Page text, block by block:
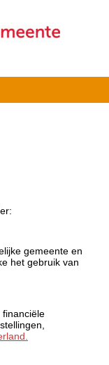
gemeente en
het gebruik van
financiële